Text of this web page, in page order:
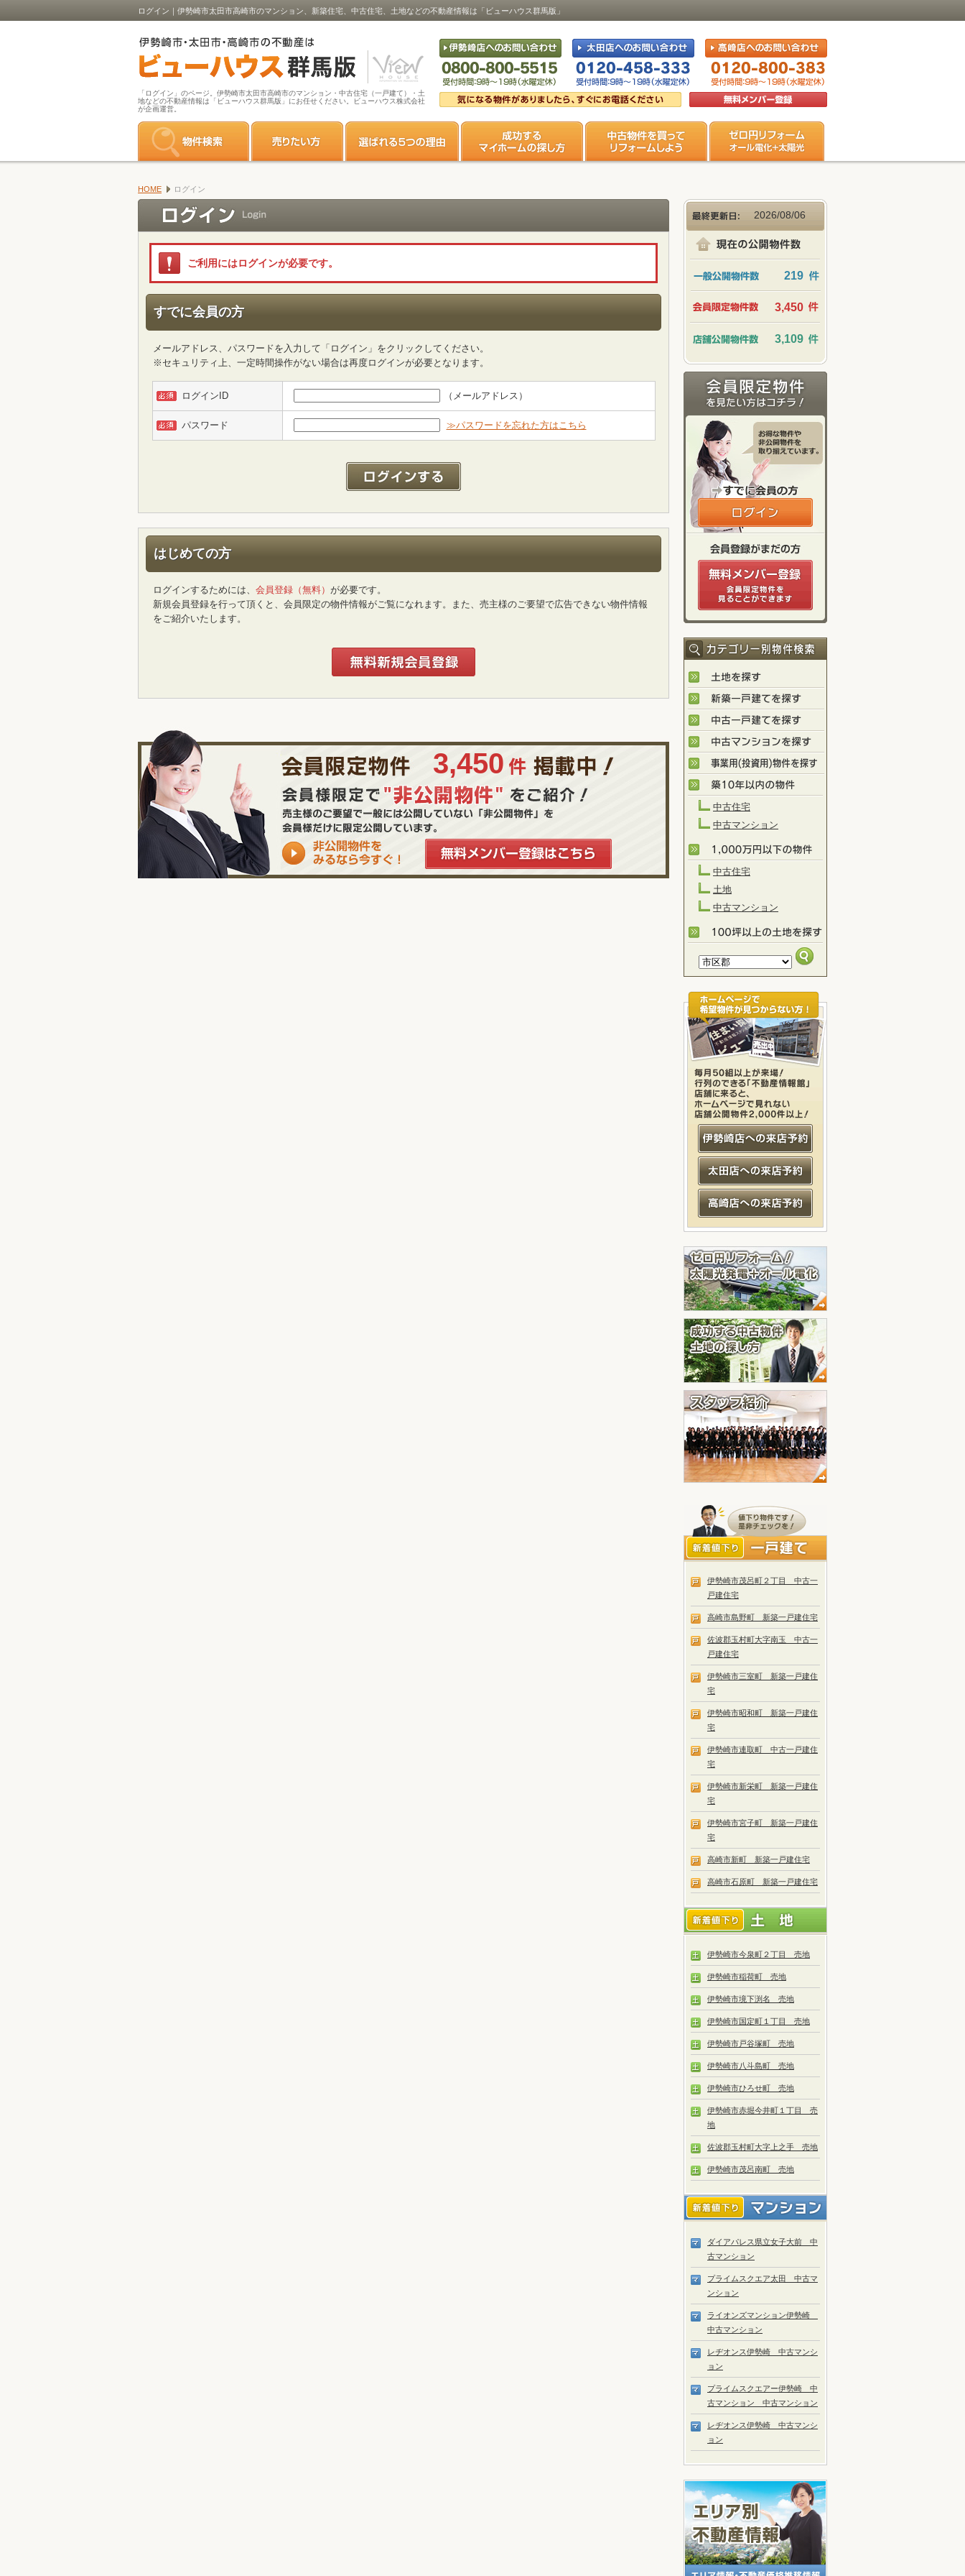
ログイン｜伊勢崎市太田市高崎市のマンション、新築住宅、中古住宅、土地などの不動産情報は「ビューハウス群馬版」
「ログイン」のページ。伊勢崎市太田市高崎市のマンション・中古住宅（一戸建て）・土
地などの不動産情報は「ビューハウス群馬版」にお任せください。ビューハウス株式会社
が企画運営。
HOME ログイン
ご利用にはログインが必要です。
すでに会員の方
メールアドレス、パスワードを入力して「ログイン」をクリックしてください。
※セキュリティ上、一定時間操作がない場合は再度ログインが必要となります。
ログインID （メールアドレス）
パスワード ≫パスワードを忘れた方はこちら
はじめての方
ログインするためには、 会員登録（無料） が必要です。
新規会員登録を行って頂くと、会員限定の物件情報がご覧になれます。また、売主様のご要望で広告できない物件情報
をご紹介いたします。
3,450
2026/08/06
219
3,450
3,109
中古住宅
中古マンション
中古住宅
土地
中古マンション
伊勢崎市茂呂町２丁目 中古一
戸建住宅
高崎市島野町 新築一戸建住宅
佐波郡玉村町大字南玉 中古一
戸建住宅
伊勢崎市三室町 新築一戸建住
宅
伊勢崎市昭和町 新築一戸建住
宅
伊勢崎市連取町 中古一戸建住
宅
伊勢崎市新栄町 新築一戸建住
宅
伊勢崎市宮子町 新築一戸建住
宅
高崎市新町 新築一戸建住宅
高崎市石原町 新築一戸建住宅
伊勢崎市今泉町２丁目 売地
伊勢崎市稲荷町 売地
伊勢崎市境下渕名 売地
伊勢崎市国定町１丁目 売地
伊勢崎市戸谷塚町 売地
伊勢崎市八斗島町 売地
伊勢崎市ひろせ町 売地
伊勢崎市赤堀今井町１丁目 売
地
佐波郡玉村町大字上之手 売地
伊勢崎市茂呂南町 売地
ダイアパレス県立女子大前 中
古マンション
プライムスクエア太田 中古マ
ンション
ライオンズマンション伊勢崎
中古マンション
レヂオンス伊勢崎 中古マンシ
ョン
プライムスクエアー伊勢崎 中
古マンション 中古マンション
レヂオンス伊勢崎 中古マンシ
ョン